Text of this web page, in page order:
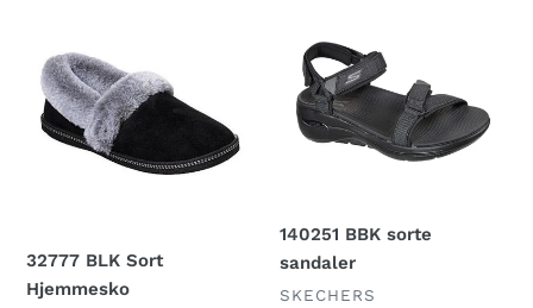
Sort
Hjemmesko
32777 BLK Sort
Hjemmesko
BBK
sorte
sandaler
140251 BBK sorte
sandaler
FORHANDLER
SKECHERS